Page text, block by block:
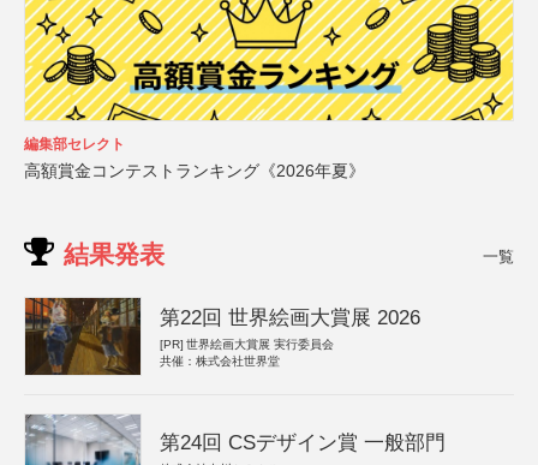
編集部セレクト
高額賞金コンテストランキング《2026年夏》
結果発表 一覧
第22回 世界絵画大賞展 2026
[PR] 世界絵画大賞展 実行委員会
共催：株式会社世界堂
第24回 CSデザイン賞 一般部門